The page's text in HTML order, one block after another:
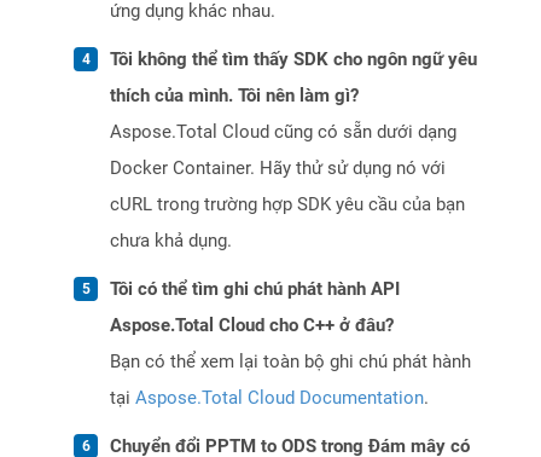
ứng dụng khác nhau.
Tôi không thể tìm thấy SDK cho ngôn ngữ yêu
thích của mình. Tôi nên làm gì?
Aspose.Total Cloud cũng có sẵn dưới dạng
Docker Container. Hãy thử sử dụng nó với
cURL trong trường hợp SDK yêu cầu của bạn
chưa khả dụng.
Tôi có thể tìm ghi chú phát hành API
Aspose.Total Cloud cho C++ ở đâu?
Bạn có thể xem lại toàn bộ ghi chú phát hành
tại Aspose.Total Cloud Documentation.
Chuyển đổi PPTM to ODS trong Đám mây có